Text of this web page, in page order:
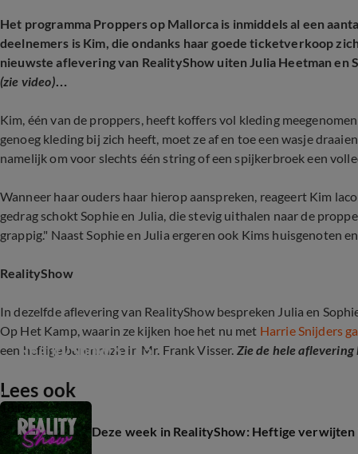
Het programma Proppers op Mallorca is inmiddels al een
deelnemers is Kim, die ondanks haar goede ticketverkoop
nieuwste aflevering van RealityShow uiten Julia Heetman
(zie video)…
Kim, één van de proppers, heeft koffers vol kleding
genoeg kleding bij zich heeft, moet ze af en toe een wasje
namelijk om voor slechts één string of een spijkerbroek een
Wanneer haar ouders haar hierop aanspreken, reageert Kim
gedrag schokt Sophie en Julia, die stevig uithalen naar de
grappig." Naast Sophie en Julia ergeren ook Kims huisgenoten
RealityShow
In dezelfde aflevering van RealityShow bespreken Julia en
Op Het Kamp, waarin ze kijken hoe het nu met Harrie Snijders
een heftige burenruzie in Mr. Frank Visser. Zie de hele
18:09
RealityShow S1 E5
Lees ook
Deze week in RealityShow: Heftige